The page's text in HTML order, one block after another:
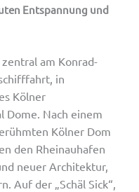
Entspannung und
am Konrad-
in
Kölner
Dome. Nach einem
Kölner Dom
den Rheinauhafen
neuer Architektur,
Auf der „Schäl Sick“,